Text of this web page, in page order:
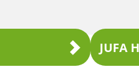
JUFA